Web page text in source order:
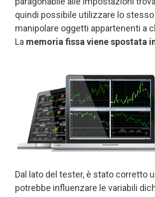
quindi possibile utilizzare lo
manipolare oggetti appartenenti a
La memoria fissa viene spostata
Dal lato del tester, è stato corretto
potrebbe influenzare le variabili